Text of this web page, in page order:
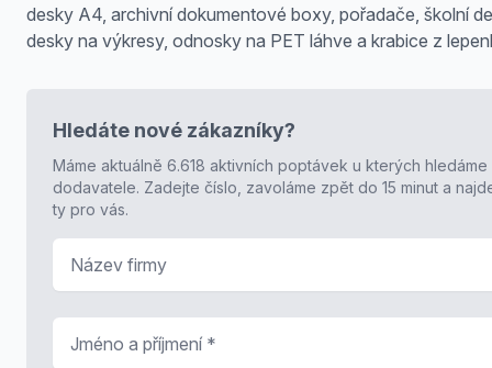
desky A4, archivní dokumentové boxy, pořadače, školní
desky na výkresy, odnosky na PET láhve a krabice z
Hledáte nové zákazníky?
Máme aktuálně 6.618 aktivních poptávek u kterých hledáme
dodavatele. Zadejte číslo, zavoláme zpět do 15 minut a
ty pro vás.